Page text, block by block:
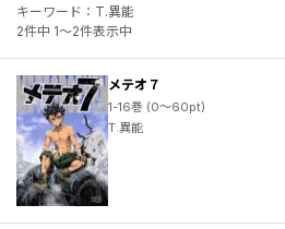
キーワード：T.異能
2件中 1～2件表示中
メテオ７
1-16巻 (0～60pt)
T.異能